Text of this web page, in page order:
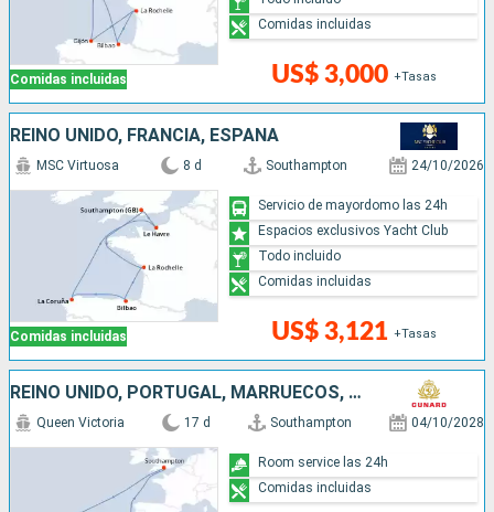
Comidas incluidas US$ 3,000 +Tasas
Comidas incluidas
REINO UNIDO, FRANCIA, ESPAÑA
Comidas incluidas
MSC Virtuosa 8 d Southampton 24/10/2026
US$ 3,121 +Tasas
Servicio de mayordomo las 24h
Espacios exclusivos Yacht Club
Todo incluido
Comidas incluidas
REINO UNIDO, PORTUGAL, MARRUECOS, ESPAÑA
Queen Victoria 17 d Southampton 04/10/2028
Room service las 24h
Comidas incluidas